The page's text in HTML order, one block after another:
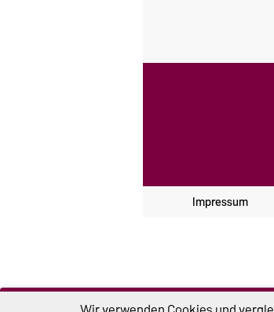
Impressum